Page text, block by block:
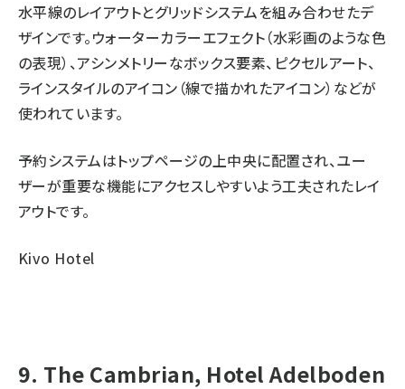
水平線のレイアウトとグリッドシステムを組み合わせたデ
ザインです。ウォーターカラーエフェクト（水彩画のような色
の表現）、アシンメトリーなボックス要素、ピクセルアート、
ラインスタイルのアイコン（線で描かれたアイコン）などが
使われています。
予約システムはトップページの上中央に配置され、ユー
ザーが重要な機能にアクセスしやすいよう工夫されたレイ
アウトです。
Kivo Hotel
9. The Cambrian, Hotel Adelboden